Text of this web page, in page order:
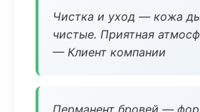
Чистка и уход — кожа
чистые. Приятная
— Клиент компании
Перманент бровей —